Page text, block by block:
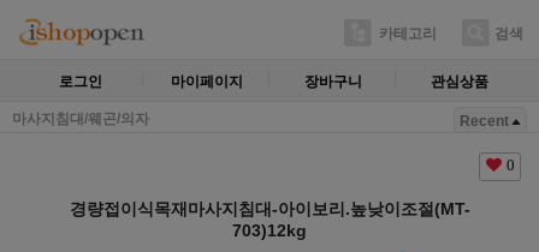
카테고리 검색
로그인 마이페이지 장바구니 관심상품
마사지침대/웨곤/의자 Recent
0
경량접이식목재마사지침대-아이보리.높낮이조절(MT-
703)12kg